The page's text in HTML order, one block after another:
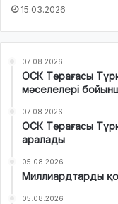
15.03.2026
07.08.2026
ОСК Төрағасы
мәселелері
07.08.2026
ОСК Төрағасы
аралады
05.08.2026
Миллиардтарды
05.08.2026